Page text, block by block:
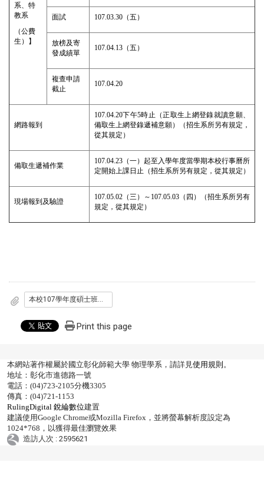
系、 特
教系
（公費
生）】
面試 107.03.30 （五）
放榜及寄
發成績單
107.04.13 （五）
複查申請
截止
107.04.20
網路報到
107.04.20下午5時止（正取生上網登錄就讀意願、
備取生上網登錄遞補意願）
（招生系所另有規定，
從其規定）
備取生遞補作業
107.04.23 （一）起至入學年度當學期本校行事曆所
定開始上課日止 （招生系所另有規定，從其規定）
現場報到及驗證
107.05.02 （三）～ 107.05.03 （四）
（招生系所另有
規定，從其規定）
本校107學年度碩士班招生考試簡章
Print this page
本網站著作權屬於國立彰化師範大學 物理學系，請詳見使用規則 。
地址：彰化市進德路一號
電話：(04)723-2105分機3305
傳真：(04)721-1153
RulingDigital 銳綸數位建置
建議使用Google Chrome或Mozilla Firefox，並將螢幕解析度設定為
1024*768，以獲得最佳瀏覽效果
造訪人次 : 2595621